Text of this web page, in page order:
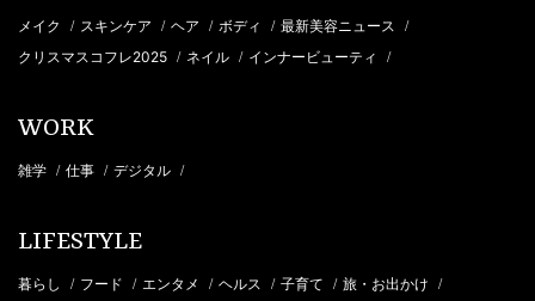
メイク / スキンケア / ヘア / ボディ / 最新美容ニュース /
クリスマスコフレ2025 / ネイル / インナービューティ /
WORK
雑学 / 仕事 / デジタル /
LIFESTYLE
暮らし / フード / エンタメ / ヘルス / 子育て / 旅・お出かけ /